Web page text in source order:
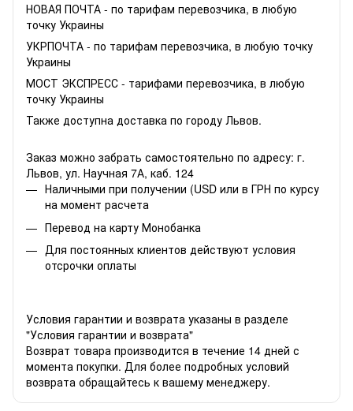
НОВАЯ ПОЧТА - по тарифам перевозчика, в любую
точку Украины
УКРПОЧТА - по тарифам перевозчика, в любую точку
Украины
МОСТ ЭКСПРЕСС - тарифами перевозчика, в любую
точку Украины
Также доступна доставка по городу Львов.
Заказ можно забрать самостоятельно по адресу: г.
Львов, ул. Научная 7А, каб. 124
Наличными при получении (USD или в ГРН по курсу
на момент расчета
Перевод на карту Монобанка
Для постоянных клиентов действуют условия
отсрочки оплаты
Условия гарантии и возврата указаны в разделе
"Условия гарантии и возврата"
Возврат товара производится в течение 14 дней с
момента покупки. Для более подробных условий
возврата обращайтесь к вашему менеджеру.